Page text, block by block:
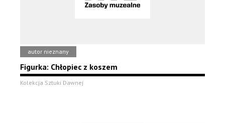
autor nieznany
Figurka: Chłopiec z koszem
Kolekcja Sztuki Dawnej